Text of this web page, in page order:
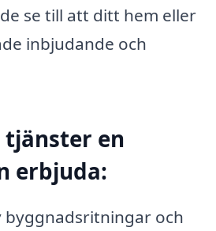
se till att ditt hem eller
inbjudande och
tjänster en
erbjuda:
byggnadsritningar och